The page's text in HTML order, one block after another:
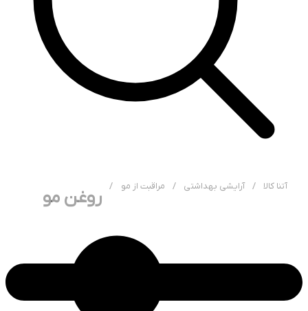
آتنا کالا / آرایشی بهداشتی / مراقبت از مو /
روغن مو